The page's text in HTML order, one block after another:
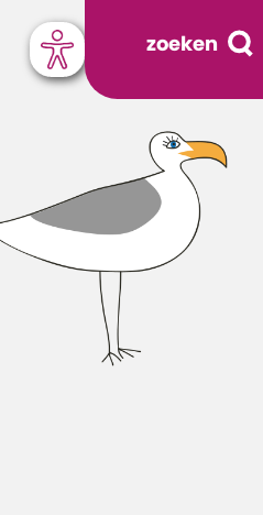
zoeken